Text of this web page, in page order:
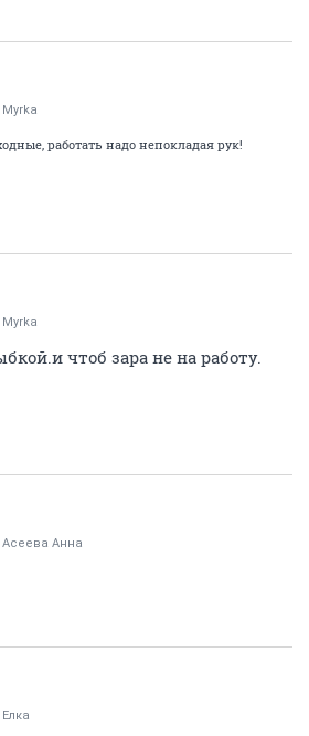
Myrka
работать надо непокладая рук!
Myrka
чтоб зара не на работу.
Асеева Анна
Ёлка